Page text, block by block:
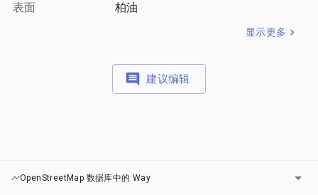
表面
柏油
显示更多
建议编辑
OpenStreetMap 数据库中的 Way 图层